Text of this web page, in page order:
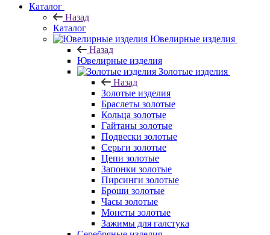
Каталог
Назад
Каталог
Ювелирные изделия
Назад
Ювелирные изделия
Золотые изделия
Назад
Золотые изделия
Браслеты золотые
Кольца золотые
Гайтаны золотые
Подвески золотые
Серьги золотые
Цепи золотые
Запонки золотые
Пирсинги золотые
Броши золотые
Часы золотые
Монеты золотые
Зажимы для галстука